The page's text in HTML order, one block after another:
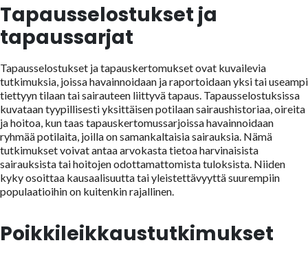
Tapausselostukset ja
tapaussarjat
Tapausselostukset ja tapauskertomukset ovat kuvailevia
tutkimuksia, joissa havainnoidaan ja raportoidaan yksi tai useampi
tiettyyn tilaan tai sairauteen liittyvä tapaus. Tapausselostuksissa
kuvataan tyypillisesti yksittäisen potilaan sairaushistoriaa, oireita
ja hoitoa, kun taas tapauskertomussarjoissa havainnoidaan
ryhmää potilaita, joilla on samankaltaisia sairauksia. Nämä
tutkimukset voivat antaa arvokasta tietoa harvinaisista
sairauksista tai hoitojen odottamattomista tuloksista. Niiden
kyky osoittaa kausaalisuutta tai yleistettävyyttä suurempiin
populaatioihin on kuitenkin rajallinen.
Poikkileikkaustutkimukset